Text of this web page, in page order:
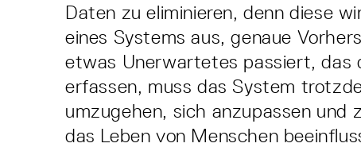
Daten zu eliminieren, denn diese
eines Systems aus, genaue
etwas Unerwartetes passiert, das
erfassen, muss das System
umzugehen, sich anzupassen und
das Leben von Menschen